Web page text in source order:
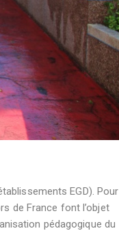
EGD). Pour
de France font l’objet
pédagogique du